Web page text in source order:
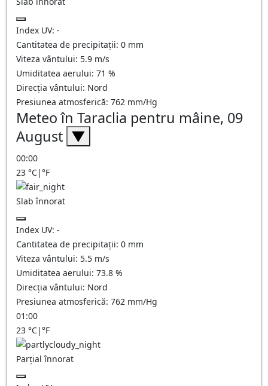
Index UV: -
Cantitatea de precipitații: 0 mm
Viteza vântului: 5.9 m/s
Umiditatea aerului: 71 %
Direcția vântului: Nord
Presiunea atmosferică: 762 mm/Hg
Meteo în Taraclia pentru mâine, 09
August ▼
00:00
23 °C|°F
Slab înnorat
Index UV: -
Cantitatea de precipitații: 0 mm
Viteza vântului: 5.5 m/s
Umiditatea aerului: 73.8 %
Direcția vântului: Nord
Presiunea atmosferică: 762 mm/Hg
01:00
23 °C|°F
Parțial înnorat